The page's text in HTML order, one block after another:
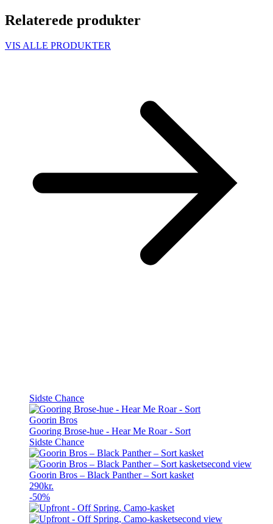
Relaterede produkter
VIS ALLE PRODUKTER
Sidste Chance
Goorin Bros
Gooring Brose-hue - Hear Me Roar - Sort
Sidste Chance
Goorin Bros – Black Panther – Sort kasket
290kr.
-50%